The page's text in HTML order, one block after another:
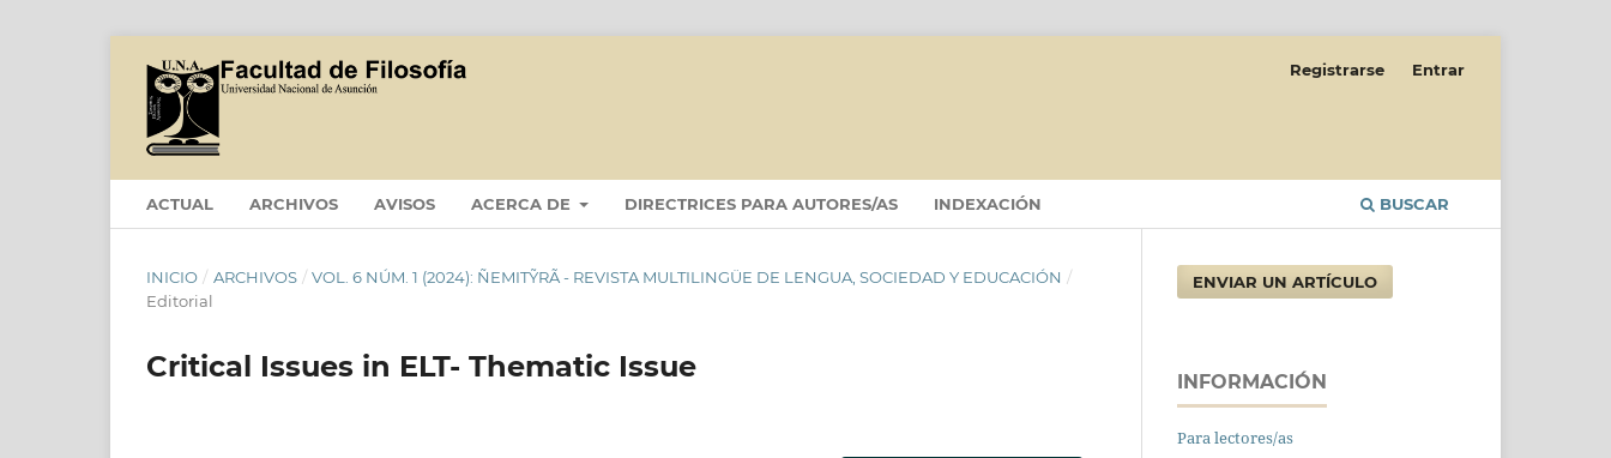
ACTUAL ARCHIVOS AVISOS ACERCA DE DIRECTRICES PARA AUTORES/AS INDEXACIÓN BUSCAR
Registrarse Entrar
INICIO / ARCHIVOS / VOL. 6 NÚM. 1 (2024): ÑEMITỸRÃ - REVISTA MULTILINGÜE DE LENGUA, SOCIEDAD Y EDUCACIÓN /
Editorial
Critical Issues in ELT- Thematic Issue
ENVIAR UN ARTÍCULO
INFORMACIÓN
Para lectores/as